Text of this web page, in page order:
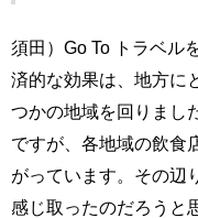
須田）Go To トラベル
済的な効果は、地方に
つかの地域を回りまし
ですが、各地域の飲食
がっています。その辺
感じ取ったのだろうと